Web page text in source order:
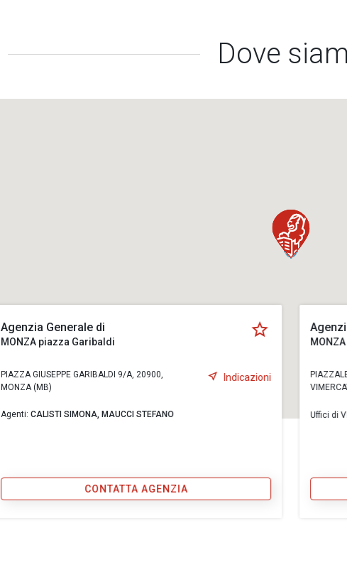
Dove
Agenzia Generale di
MONZA piazza Garibaldi
PIAZZA GIUSEPPE GARIBALDI 9/A, 20900,
MONZA (MB)
Indicazioni
Agenti:CALISTI SIMONA, MAUCCI STEFANO
CONTATTA AGENZIA
Uffici di